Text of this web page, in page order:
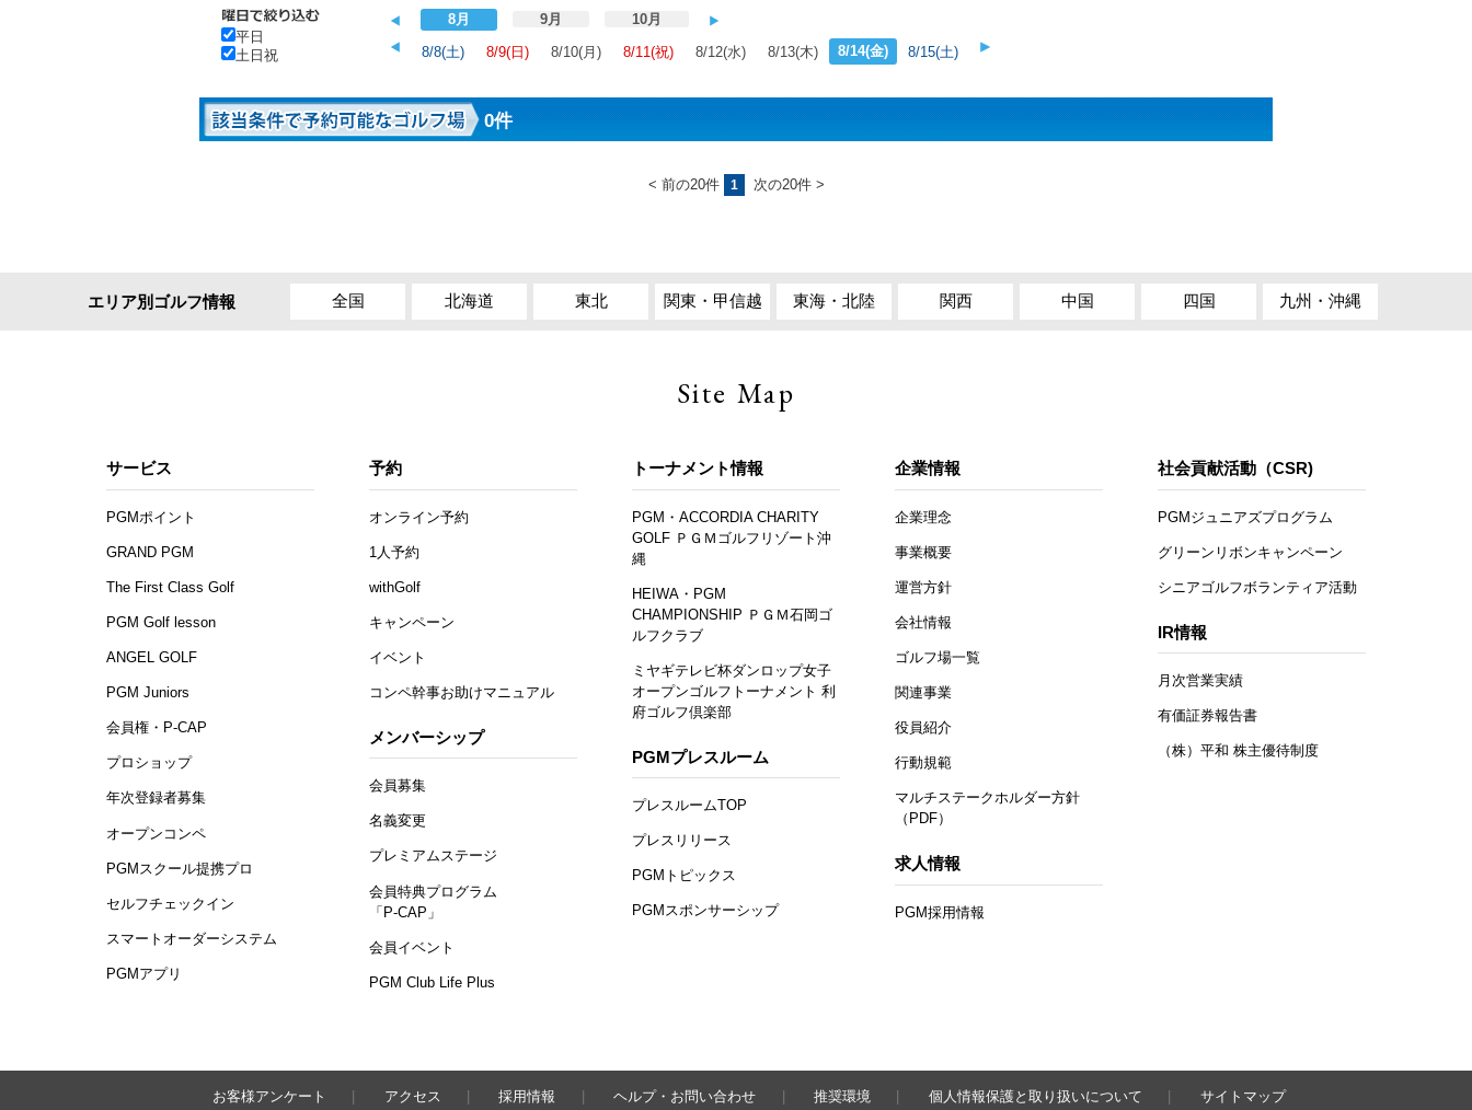
平日
土日祝
8月 9月 10月
8/8(土) 8/9(日) 8/10(月) 8/11(祝) 8/12(水) 8/13(木) 8/14(金) 8/15(土)
0件
< 前の20件 1 次の20件 >
エリア別ゴルフ情報 全国 北海道 東北 関東・甲信越 東海・北陸 関西 中国 四国 九州・沖縄
Site Map
サービス
PGMポイント
GRAND PGM
The First Class Golf
PGM Golf lesson
ANGEL GOLF
PGM Juniors
会員権・P-CAP
プロショップ
年次登録者募集
オープンコンペ
PGMスクール提携プロ
セルフチェックイン
スマートオーダーシステム
PGMアプリ
予約
オンライン予約
1人予約
withGolf
キャンペーン
イベント
コンペ幹事お助けマニュアル
メンバーシップ
会員募集
名義変更
プレミアムステージ
会員特典プログラム
「P-CAP」
会員イベント
PGM Club Life Plus
トーナメント情報
PGM・ACCORDIA CHARITY
GOLF ＰＧＭゴルフリゾート沖
縄
HEIWA・PGM
CHAMPIONSHIP ＰＧＭ石岡ゴ
ルフクラブ
ミヤギテレビ杯ダンロップ女子
オープンゴルフトーナメント 利
府ゴルフ倶楽部
PGMプレスルーム
プレスルームTOP
プレスリリース
PGMトピックス
PGMスポンサーシップ
企業情報
企業理念
事業概要
運営方針
会社情報
ゴルフ場一覧
関連事業
役員紹介
行動規範
マルチステークホルダー方針
（PDF）
求人情報
PGM採用情報
社会貢献活動（CSR)
PGMジュニアズプログラム
グリーンリボンキャンペーン
シニアゴルフボランティア活動
IR情報
月次営業実績
有価証券報告書
（株）平和 株主優待制度
お客様アンケート アクセス 採用情報 ヘルプ・お問い合わせ 推奨環境 個人情報保護と取り扱いについて サイトマップ